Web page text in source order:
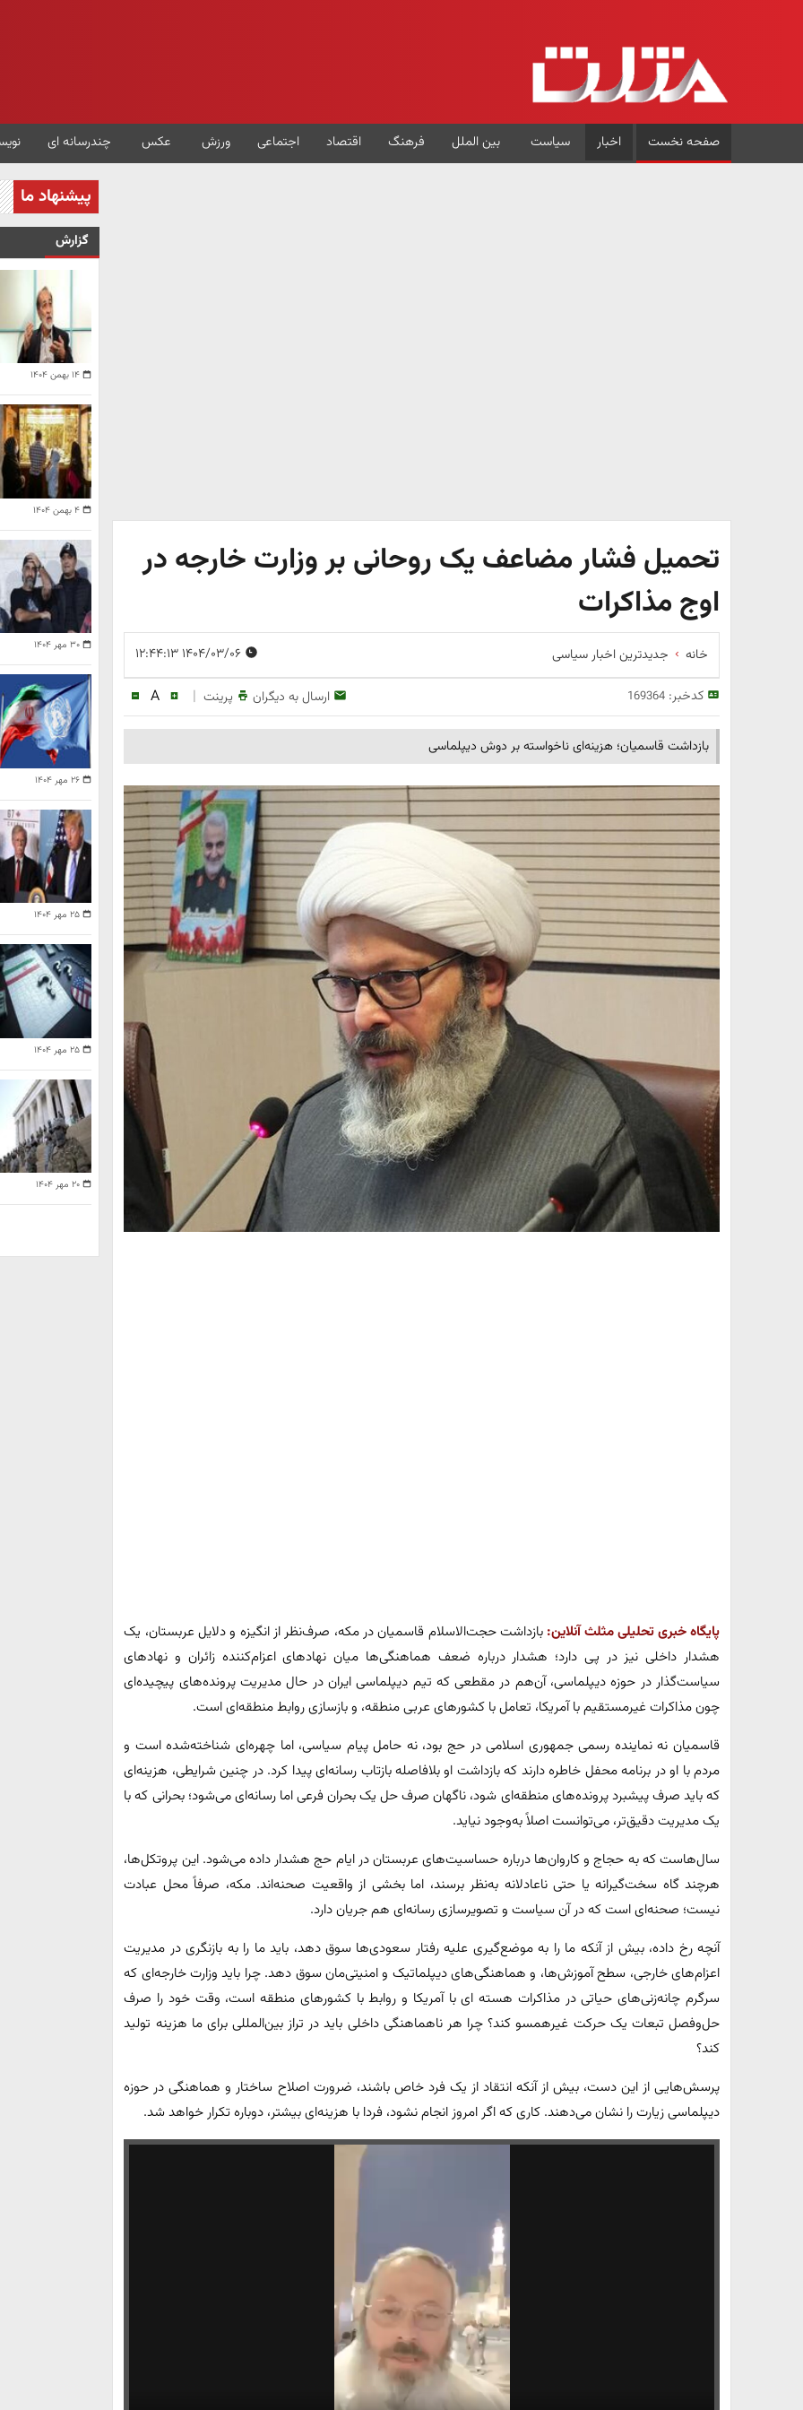
صفحه نخست اخبار سیاست بین الملل فرهنگ اقتصاد اجتماعی ورزش عکس چندرسانه ای
تحمیل فشار مضاعف یک روحانی بر وزارت خارجه در
اوج مذاکرات
خانه جدیدترین اخبار سیاسی
کدخبر:169364 ارسال به دیگران پرینت |
A
بازداشت قاسمیان؛ هزینه‌ای ناخواسته بر دوش دیپلماسی
پایگاه خبری تحلیلی مثلث آنلاین: بازداشت حجت‌الاسلام قاسمیان در مکه، صرف‌نظر از انگیزه و دلایل عربستان، یک
هشدار داخلی نیز در پی دارد؛ هشدار درباره ضعف هماهنگی‌ها میان نهادهای اعزام‌کننده زائران و نهادهای
سیاست‌گذار در حوزه دیپلماسی، آن‌هم در مقطعی که تیم دیپلماسی ایران در حال مدیریت پرونده‌های پیچیده‌ای
چون مذاکرات غیرمستقیم با آمریکا، تعامل با کشورهای عربی منطقه، و بازسازی روابط منطقه‌ای است.
قاسمیان نه نماینده رسمی جمهوری اسلامی در حج بود، نه حامل پیام سیاسی، اما چهره‌ای شناخته‌شده است و
مردم با او در برنامه محفل خاطره دارند که بازداشت او بلافاصله بازتاب رسانه‌ای پیدا کرد. در چنین شرایطی، هزینه‌ای
که باید صرف پیشبرد پرونده‌های منطقه‌ای شود، ناگهان صرف حل یک بحران فرعی اما رسانه‌ای می‌شود؛ بحرانی که با
یک مدیریت دقیق‌تر، می‌توانست اصلاً به‌وجود نیاید.
سال‌هاست که به حجاج و کاروان‌ها درباره حساسیت‌های عربستان در ایام حج هشدار داده می‌شود. این پروتکل‌ها،
هرچند گاه سخت‌گیرانه یا حتی ناعادلانه به‌نظر برسند، اما بخشی از واقعیت صحنه‌اند. مکه، صرفاً محل عبادت
نیست؛ صحنه‌ای است که در آن سیاست و تصویرسازی رسانه‌ای هم جریان دارد.
آنچه رخ داده، بیش از آنکه ما را به موضع‌گیری علیه رفتار سعودی‌ها سوق دهد، باید ما را به بازنگری در مدیریت
اعزام‌های خارجی، سطح آموزش‌ها، و هماهنگی‌های دیپلماتیک و امنیتی‌مان سوق دهد. چرا باید وزارت خارجه‌ای که
سرگرم چانه‌زنی‌های حیاتی در مذاکرات هسته ای با آمریکا و روابط با کشورهای منطقه‌ است، وقت خود را صرف
حل‌وفصل تبعات یک حرکت غیرهمسو کند؟ چرا هر ناهماهنگی داخلی باید در تراز بین‌المللی برای ما هزینه تولید
کند؟
پرسش‌هایی از این دست، بیش از آنکه انتقاد از یک فرد خاص باشند، ضرورت اصلاح ساختار و هماهنگی در حوزه
دیپلماسی زیارت را نشان می‌دهند. کاری که اگر امروز انجام نشود، فردا با هزینه‌ای بیشتر، دوباره تکرار خواهد شد.
پیشنهاد ما
گزارش
۱۴ بهمن ۱۴۰۴
۴ بهمن ۱۴۰۴
۳۰ مهر ۱۴۰۴
۲۶ مهر ۱۴۰۴
۲۵ مهر ۱۴۰۴
۲۵ مهر ۱۴۰۴
۲۰ مهر ۱۴۰۴